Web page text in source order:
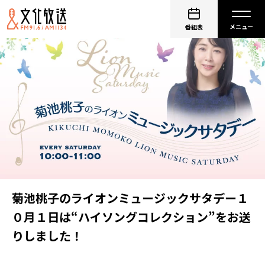
番組表
菊池桃子のライオンミュージックサタデー１
０月１日は“ハイソングコレクション”をお送
りしました！